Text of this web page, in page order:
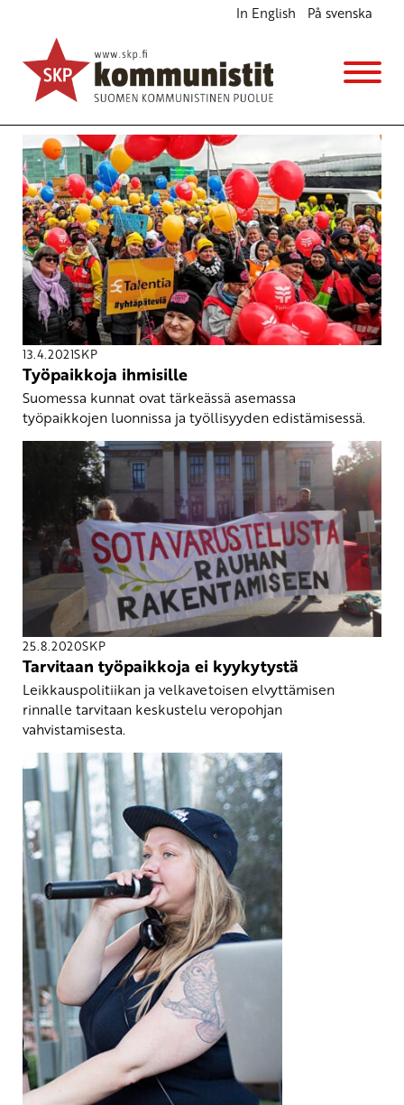
In English På svenska
työpaikat
13.4.2021SKP
Työpaikkoja ihmisille
Suomessa kunnat ovat tärkeässä asemassa
työpaikkojen luonnissa ja työllisyyden edistämisessä.
25.8.2020SKP
Tarvitaan työpaikkoja ei kyykytystä
Leikkauspolitiikan ja velkavetoisen elvyttämisen
rinnalle tarvitaan keskustelu veropohjan
vahvistamisesta.